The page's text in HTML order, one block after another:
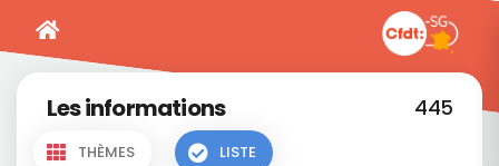
Les informations 445
THÈMES LISTE